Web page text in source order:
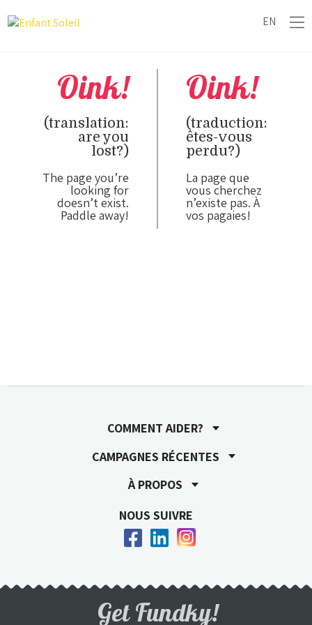
EN
Oink!
(translation:
are you
lost?)
The page you’re
looking for
doesn’t exist.
Paddle away!
Oink!
(traduction:
êtes-vous
perdu?)
La page que
vous cherchez
n’existe pas. À
vos pagaies!
COMMENT AIDER?
CAMPAGNES RÉCENTES
À PROPOS
NOUS SUIVRE
Get Fundky!